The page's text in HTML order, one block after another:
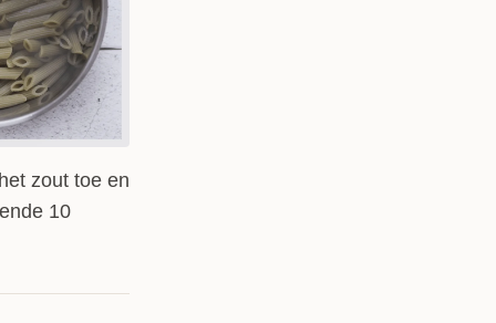
zout toe en
10